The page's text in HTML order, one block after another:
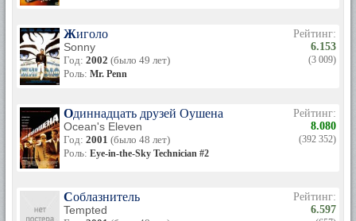
Жиголо
Sonny
Год: 2002 (было 49 лет)
Роль: Mr. Penn
Рейтинг:
6.153
(3 009)
Одиннадцать друзей Оушена
Ocean's Eleven
Год: 2001 (было 48 лет)
Роль: Eye-in-the-Sky Technician #2
Рейтинг:
8.080
(392 352)
Соблазнитель
Tempted
Рейтинг:
6.597